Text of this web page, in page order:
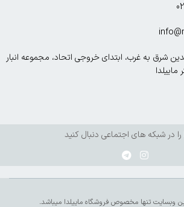
شرق به غرب، ابتدای خروجی اتحاد، مجموعه انبار
را در شبکه های اجتماعی دنبال کنید
وبسایت تنها مخصوص فروشگاه ماییلدا میباشد.